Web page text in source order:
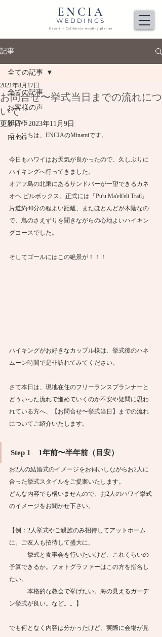
ENCIA
WEDDINGS
Hawaii + California wedding planner
記事
全ての記事
お客様の声
NEWS
BLOG
全ての記事
お問合せ〜挙式当日までの流れにつ
いて
2021年8月17日
更新日：2023年11月9日
こんにちは、ENCIAのMinamiです。
今日もハワイはお天気が良かったので、久しぶりに
ハイキングへ行ってきました。
オアフ島の北東にあるサンドバーが一望できるカネ
オヘ ピルボックス。正式には『Pu'u Ma'eli'eli Trail』
片道約40分の程よい距離、またほとんどが木陰なの
で、鳥のさえずりを聞きながらの心地よいハイキン
グコースでした。
そしてゴールにはこの絶景が！！！
ハイキングがお好きなカップル様は、挙式後のハネ
ムーン時間で是非訪れてみてください。
さて本日は、現地在住のフリーランスプランナーと
どういった流れで進めていくのか不安や疑問に思わ
れている方へ、【お問合せ〜挙式当日】までの流れ
についてご紹介いたします。
Step 1　1年前〜半年前（目安）
お2人の結婚式のイメージをお伺いしながらお2人に
合った挙式スタイルをご提案いたします。
どんな内容でも構いませんので、お2人のハワイ挙式
のイメージをお聞かせ下さい。
【例：2人挙式やご親族のみ招待してアットホーム
に。ご友人も招待して盛大に。
挙式と食事会を行いたいけど、これくらいの
予算できるか。フォトグラファーはこの方を指名し
たい。
本格的な教会で挙げたい。海の見えるガーデ
ン挙式が良い。など。。】
でも何となく内容は分かったけど、実際に会場が見